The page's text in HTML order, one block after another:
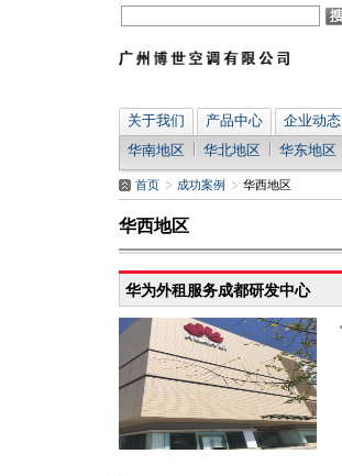
关于我们 产品中心 企业动态
华南地区
华北地区 华东地区
首页 成功案例 华西地区
华西地区
华为外租服务成都研发中心